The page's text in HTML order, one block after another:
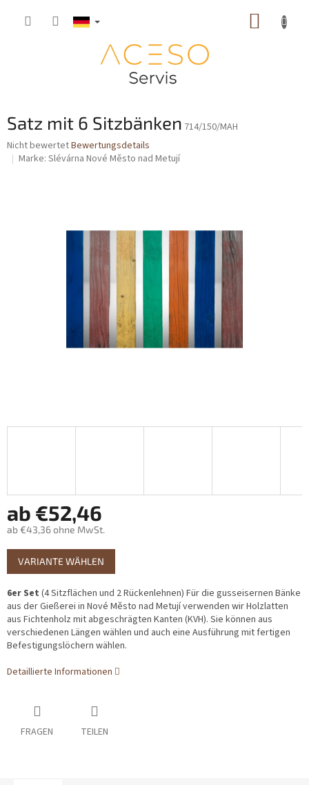
Satz mit 6 Sitzbänken 714/150/MAH
Die
durchschnittliche
Nicht bewertetBewertungsdetails
Marke: Slévárna Nové Město nad Metují
ab €52,46
ab €43,36ohne MwSt.
Verkaufspreis:
VARIANTE WÄHLEN
6er Set (4 Sitzflächen und 2 Rückenlehnen) Für die gusseisernen Bänke
aus der Gießerei in Nové Město nad Metují verwenden wir Holzlatten
aus Fichtenholz mit abgeschrägten Kanten (KVH). Sie können aus
verschiedenen Längen wählen und auch eine Ausführung mit fertigen
Befestigungslöchern wählen.
Detaillierte Informationen
FRAGEN TEILEN